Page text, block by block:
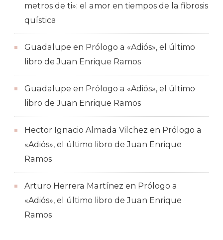
metros de ti»: el amor en tiempos de la fibrosis
quística
Guadalupe en Prólogo a «Adiós», el último
libro de Juan Enrique Ramos
Guadalupe en Prólogo a «Adiós», el último
libro de Juan Enrique Ramos
Hector Ignacio Almada Vilchez en Prólogo a
«Adiós», el último libro de Juan Enrique
Ramos
Arturo Herrera Martínez en Prólogo a
«Adiós», el último libro de Juan Enrique
Ramos